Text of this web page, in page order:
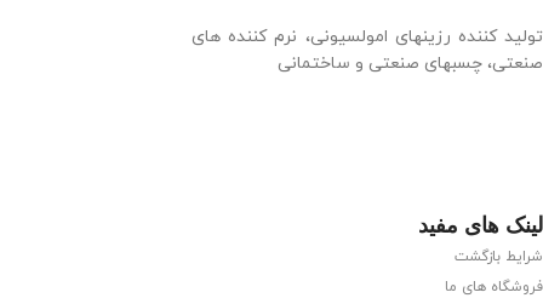
تولید کننده رزینهای امولسیونی، نرم کننده های
صنعتی، چسبهای صنعتی و ساختمانی
لینک های مفید
شرایط بازگشت
فروشگاه های ما